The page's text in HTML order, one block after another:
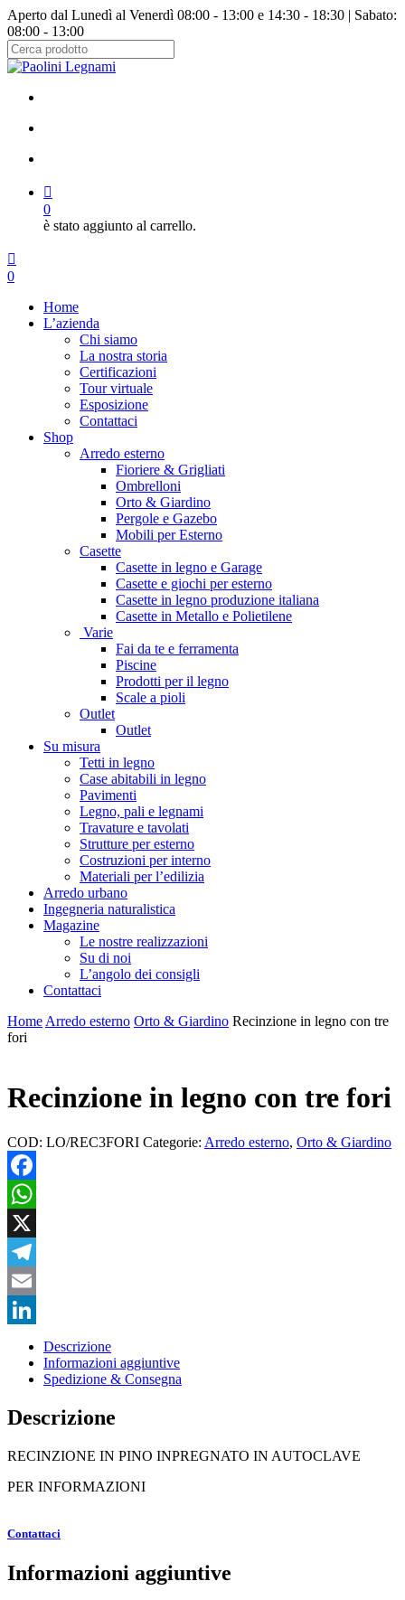
Salta
al
contenuto
principale
Aperto dal Lunedì al Venerdì 08:00 - 13:00 e 14:30 - 18:30 | Sabato:
08:00 - 13:00
Chiudi
0
è stato aggiunto al carrello.
Menu
cerca
account
0
Home
L’azienda
Chi siamo
La nostra storia
Certificazioni
Tour virtuale
Esposizione
Contattaci
Shop
Arredo esterno
Fioriere & Grigliati
Ombrelloni
Orto & Giardino
Pergole e Gazebo
Mobili per Esterno
Casette
Casette in legno e Garage
Casette e giochi per esterno
Casette in legno produzione italiana
Casette in Metallo e Polietilene
Varie
Fai da te e ferramenta
Piscine
Prodotti per il legno
Scale a pioli
Outlet
Outlet
Su misura
Tetti in legno
Case abitabili in legno
Pavimenti
Legno, pali e legnami
Travature e tavolati
Strutture per esterno
Costruzioni per interno
Materiali per l’edilizia
Arredo urbano
Ingegneria naturalistica
Magazine
Le nostre realizzazioni
Su di noi
L’angolo dei consigli
Contattaci
Home Arredo esterno Orto & Giardino Recinzione in legno con tre
fori
Recinzione in legno con tre fori
COD: LO/REC3FORI Categorie: Arredo esterno, Orto & Giardino
Facebook
WhatsApp
X
Telegram
Email
LinkedIn
Descrizione
Informazioni aggiuntive
Spedizione & Consegna
Descrizione
RECINZIONE IN PINO INPREGNATO IN AUTOCLAVE
PER INFORMAZIONI
Contattaci
Informazioni aggiuntive